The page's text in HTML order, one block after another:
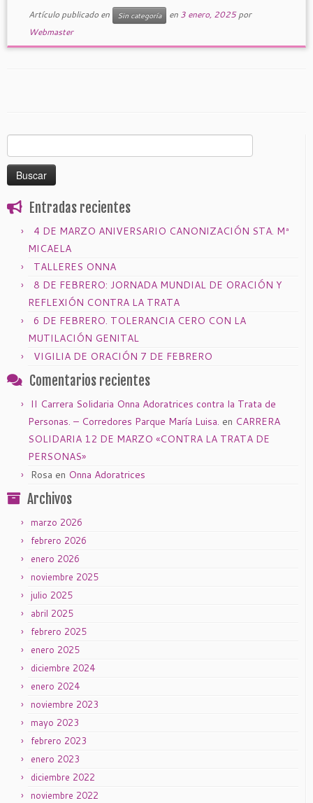
Artículo publicado en Sin categoría en 3 enero, 2025 por
Webmaster
Entradas recientes
4 DE MARZO ANIVERSARIO CANONIZACIÓN STA. Mª
MICAELA
TALLERES ONNA
8 DE FEBRERO: JORNADA MUNDIAL DE ORACIÓN Y
REFLEXIÓN CONTRA LA TRATA
6 DE FEBRERO. TOLERANCIA CERO CON LA
MUTILACIÓN GENITAL
VIGILIA DE ORACIÓN 7 DE FEBRERO
Comentarios recientes
II Carrera Solidaria Onna Adoratrices contra la Trata de
Personas. – Corredores Parque María Luisa. en CARRERA
SOLIDARIA 12 DE MARZO «CONTRA LA TRATA DE
PERSONAS»
Rosa en Onna Adoratrices
Archivos
marzo 2026
febrero 2026
enero 2026
noviembre 2025
julio 2025
abril 2025
febrero 2025
enero 2025
diciembre 2024
enero 2024
noviembre 2023
mayo 2023
febrero 2023
enero 2023
diciembre 2022
noviembre 2022